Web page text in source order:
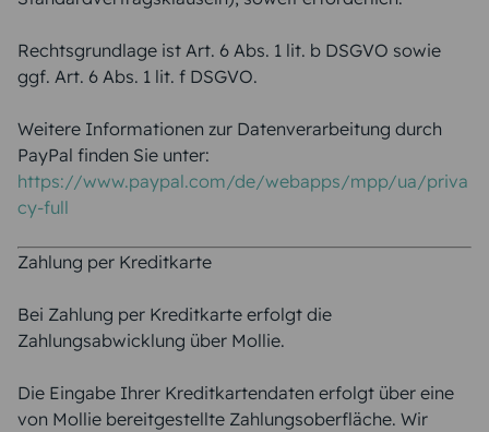
Rechtsgrundlage ist Art. 6 Abs. 1 lit. b DSGVO sowie
ggf. Art. 6 Abs. 1 lit. f DSGVO.
Weitere Informationen zur Datenverarbeitung durch
PayPal finden Sie unter:
https://www.paypal.com/de/webapps/mpp/ua/priva
cy-full
Zahlung per Kreditkarte
Bei Zahlung per Kreditkarte erfolgt die
Zahlungsabwicklung über Mollie.
Die Eingabe Ihrer Kreditkartendaten erfolgt über eine
von Mollie bereitgestellte Zahlungsoberfläche. Wir